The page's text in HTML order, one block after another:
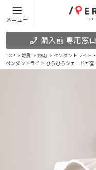
メニュー
購入前 専用窓口
TOP 雑貨 照明
ペンダントライト
ペンダントライト ひらひらシェードが